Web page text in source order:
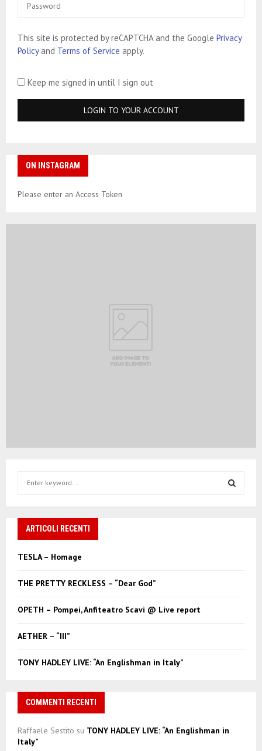
This site is protected by reCAPTCHA and the Google Privacy
Policyand Terms of Service apply.
Keep me signed in until I sign out
ON INSTAGRAM
Please enter an Access Token
h
o
ARTICOLI RECENTI
TESLA – Homage
THE PRETTY RECKLESS – “Dear God”
OPETH – Pompei, Anfiteatro Scavi @ Live report
AETHER – “III”
TONY HADLEY LIVE: “An Englishman in Italy”
COMMENTI RECENTI
Raffaele Sestito su TONY HADLEY LIVE: “An Englishman in
Italy”